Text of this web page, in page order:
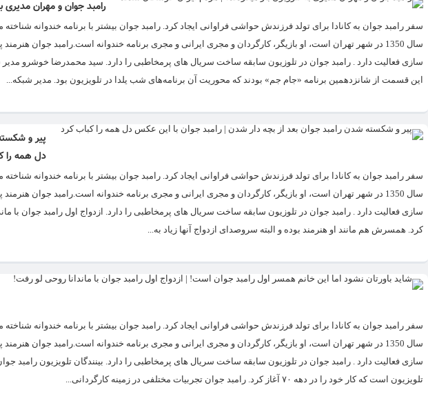
رامبد جوان و مهران مدیری
سال 1350 در شهر تهران است، او بازیگر، کارگردان و مجری ایرانی و مجری برنامه خندوانه است.رامبد جوان
سازی فعالیت دارد . رامبد جوان در تلوزیون سابقه ساخت سریال های پرمخاطبی را دارد. سید محمدرضا خوشرو مدیر
این قسمت از شانزدهمین برنامه «جام جم» بودند که محوریت آن برنامه‌های شب یلدا در تلویزیون بود. مدیر شبکه...
پیر و
دل همه را
سال 1350 در شهر تهران است، او بازیگر، کارگردان و مجری ایرانی و مجری برنامه خندوانه است.رامبد جوان
سازی فعالیت دارد . رامبد جوان در تلوزیون سابقه ساخت سریال های پرمخاطبی را دارد. ازدواج اول رامبد جوان با
کرد. همسرش هم مانند او هنرمند بوده و البته سروصدای ازدواج آنها زیاد به...
سال 1350 در شهر تهران است، او بازیگر، کارگردان و مجری ایرانی و مجری برنامه خندوانه است.رامبد جوان
سازی فعالیت دارد . رامبد جوان در تلوزیون سابقه ساخت سریال های پرمخاطبی را دارد. بینندگان تلویزیون رامبد
تلویزیون است که کار خود را در دهه ۷۰ آغاز کرد. رامبد جوان تجربیات مختلفی در زمینه کارگردانی...